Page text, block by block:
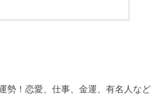
勢！恋愛、仕事、金運、有名人など